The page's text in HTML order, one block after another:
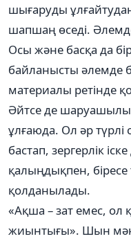
шығаруды ұлғайтудан
шапшаң өседі.
Осы және басқа да
байланысты әлемде
материалы ретінде
Әйтсе де
ұлғаюда. Ол әр түрлі
бастап, зергерлік
қалыңдықпен, біресе
қолданылады.
«Ақша – зат емес, ол
жиынтығы». Шын